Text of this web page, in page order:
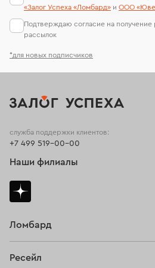
*для новых подписчиков
«Залог Успеха «Ломбард» и ООО
Подтверждаю согласие на
рассылок
Ломбард
Ресейл
служба поддержки клиентов:
+7 499 519-00-00
Наши филиалы